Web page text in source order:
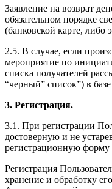
Заявление на возврат
обязательном порядке
(банковской карте, либо
2.5. В случае, если
мероприятие по
списка получателей
“черный” список”) в базе
3. Регистрация.
3.1. При регистрации
достоверную и не
регистрационную форму
Регистрация
хранение и обработку